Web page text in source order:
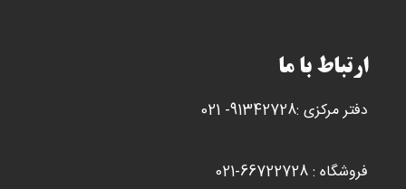
ارتباط با ما
دفتر مرکزی :91342728- 021
فروشگاه : 66722728-021